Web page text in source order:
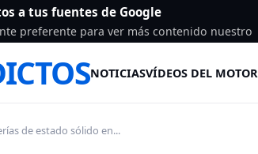
a tus fuentes de Google
preferente para ver más contenido nuestro
NOTICIASVÍDEOS DEL MOTOR
de estado sólido en...